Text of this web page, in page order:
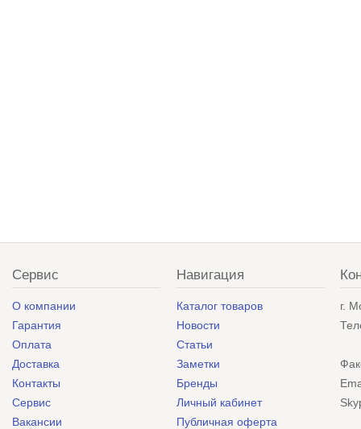
Сервис
О компании
Гарантия
Оплата
Доставка
Контакты
Сервис
Вакансии
Навигация
Каталог товаров
Новости
Статьи
Заметки
Бренды
Личный кабинет
Публичная оферта
г.